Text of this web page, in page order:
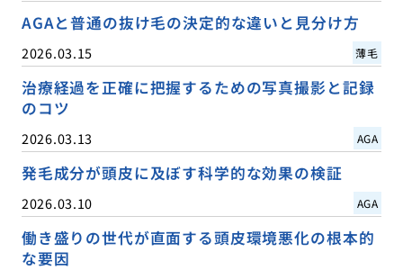
AGAと普通の抜け毛の決定的な違いと見分け方
2026.03.15 薄毛
治療経過を正確に把握するための写真撮影と記録
のコツ
2026.03.13 AGA
発毛成分が頭皮に及ぼす科学的な効果の検証
2026.03.10 AGA
働き盛りの世代が直面する頭皮環境悪化の根本的
な要因